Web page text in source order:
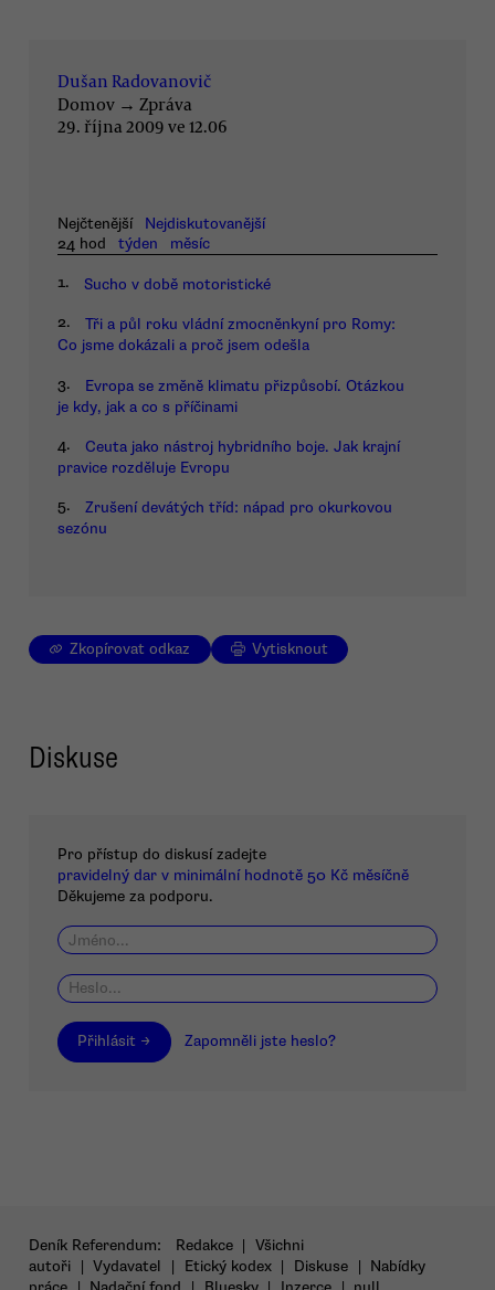
Dušan Radovanovič
Domov → Zpráva
29. října 2009 ve 12.06
Nejčtenější
Nejdiskutovanější
24 hod
týden měsíc
1. Sucho v době motoristické
2.
Tři a půl roku vládní zmocněnkyní pro Romy:
Co jsme dokázali a proč jsem odešla
3.
Evropa se změně klimatu přizpůsobí. Otázkou
je kdy, jak a co s příčinami
4.
Ceuta jako nástroj hybridního boje. Jak krajní
pravice rozděluje Evropu
5.
Zrušení devátých tříd: nápad pro okurkovou
sezónu
Zkopírovat odkaz Vytisknout
Diskuse
Pro přístup do diskusí zadejte
pravidelný dar v minimální hodnotě 50 Kč měsíčně
Děkujeme za podporu.
Přihlásit → Zapomněli jste heslo?
Deník Referendum: Redakce | Všichni
autoři | Vydavatel | Etický kodex | Diskuse | Nabídky